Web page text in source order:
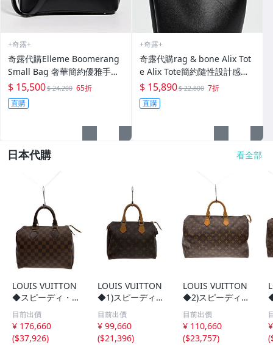
+奇露+
奇露代購Elleme Boomerang
Small Bag 奢華簡約優雅手提
肩背包
$ 15,500$ 24,200 65折
直購
+奇露+
奇露代購rag & bone Alix Tot
e Alix Tote簡約隨性設計感細
肩長肩背包托特包水桶包（兩
色擇一
$ 15,890$ 22,800 7折
直購
日本代購 看全部
LOUIS VUITTON
◆スピーディ・バ
ンドリエール25_
ダミエ・エベヌ/P
VC/BRW/総柄//
目前出價
¥ 176,660
($37,926)
LOUIS VUITTON
◆1)スピーディ25
_モノグラム・キ
ャンバス/PVC/BR
W//
目前出價
¥ 99,660
($21,396)
LOUIS VUITTON
◆2)スピーディ40
_モノグラム・キ
ャンバス/PVC/BR
W//
目前出價
¥ 110,660
($23,757)
(